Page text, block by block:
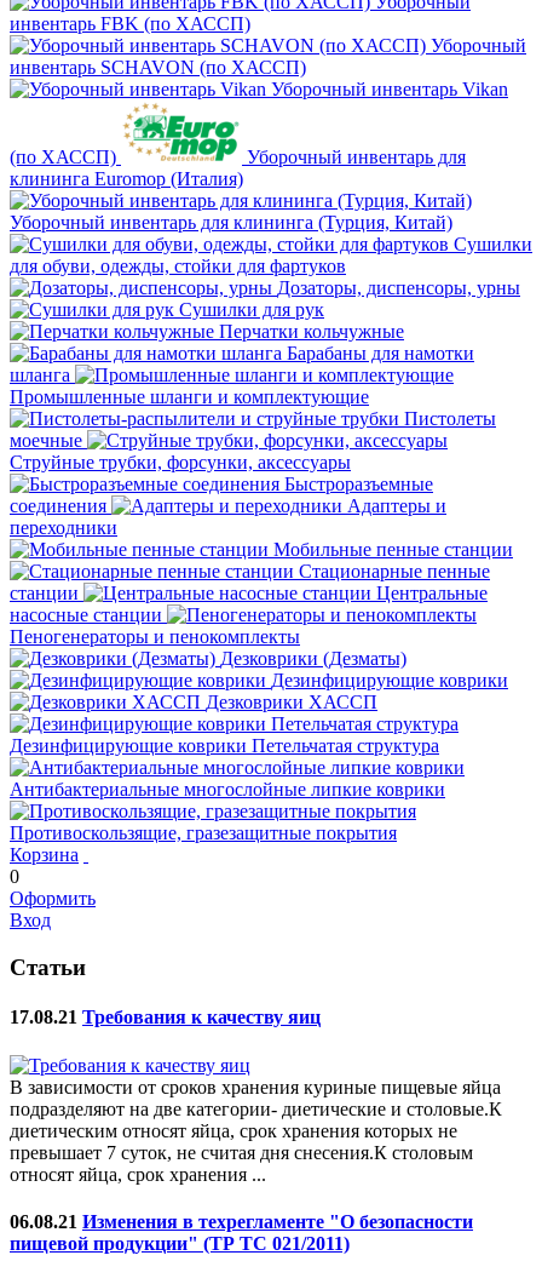
инвентарь FBK (по ХАССП)
Уборочный
инвентарь SCHAVON (по ХАССП)
Уборочный инвентарь Vikan
(по ХАССП)
Уборочный инвентарь для
клининга Euromop (Италия)
Уборочный инвентарь для клининга (Турция, Китай)
Сушилки
для обуви, одежды, стойки для фартуков
Дозаторы, диспенсоры, урны
Сушилки для рук
Перчатки кольчужные
Барабаны для намотки
шланга
Промышленные шланги и комплектующие
Пистолеты
моечные
Струйные трубки, форсунки, аксессуары
Быстроразъемные
соединения
Адаптеры и
переходники
Мобильные пенные станции
Стационарные пенные
станции
Центральные
насосные станции
Пеногенераторы и пенокомплекты
Дезковрики (Дезматы)
Дезинфицирующие коврики
Дезковрики ХАССП
Дезинфицирующие коврики Петельчатая структура
Антибактериальные многослойные липкие коврики
Противоскользящие, гразезащитные покрытия
Корзина
0
Оформить
Вход
Статьи
17.08.21 Требования к качеству яиц
В зависимости от сроков хранения куриные пищевые яйца
подразделяют на две категории- диетические и столовые.К
диетическим относят яйца, срок хранения которых не
превышает 7 суток, не считая дня снесения.К столовым
относят яйца, срок хранения ...
06.08.21 Изменения в техрегламенте "О безопасности
пищевой продукции" (ТР ТС 021/2011)